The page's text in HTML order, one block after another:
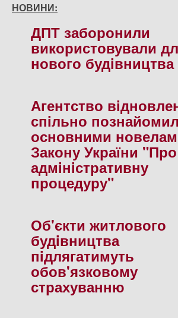
НОВИНИ:
ДПТ заборонили
використовували
нового будiвництва
Агентство
спiльно
основними
Закону України "Про
адмiнiстративну
процедуру"
Об'єкти житлового
будiвництва
пiдлягатимуть
обов'язковому
страхуванню